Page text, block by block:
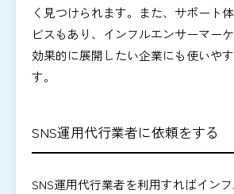
く見つけられます。また、サポート
ビスもあり、インフルエンサーマー
効果的に展開したい企業にも使いや
す。
SNS運用代行業者に依頼をする
SNS運用代行業者を利用すればイン